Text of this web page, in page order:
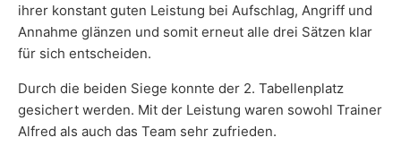
ihrer konstant guten Leistung bei Aufschlag, Angriff und
Annahme glänzen und somit erneut alle drei Sätzen klar
für sich entscheiden.
Durch die beiden Siege konnte der 2. Tabellenplatz
gesichert werden. Mit der Leistung waren sowohl Trainer
Alfred als auch das Team sehr zufrieden.